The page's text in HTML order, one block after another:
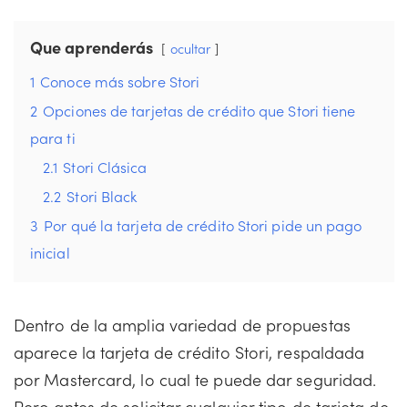
Que aprenderás ocultar
1 Conoce más sobre Stori
2 Opciones de tarjetas de crédito que Stori tiene
para ti
2.1 Stori Clásica
2.2 Stori Black
3 Por qué la tarjeta de crédito Stori pide un pago
inicial
Dentro de la amplia variedad de propuestas
aparece la tarjeta de crédito Stori, respaldada
por Mastercard, lo cual te puede dar seguridad.